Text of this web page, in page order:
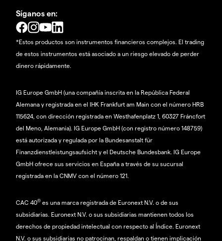
Síganos en:
*Estos productos son instrumentos financieros complejos. El trading
de estos instrumentos está asociado a un riesgo elevado de perder
dinero rápidamente.
IG Europe GmbH (una compañía inscrita en la República Federal
Alemana y registrada en el IHK Frankfurt am Main con el número HRB
115624, con dirección registrada en Westhafenplatz 1, 60327 Fráncfort
del Meno, Alemania). IG Europe GmbH (con registro número 148759)
está autorizada y regulada por la Bundesanstalt für
Finanzdienstleistungsaufsicht y el Deutsche Bundesbank. IG Europe
GmbH ofrece sus servicios en España a través de su sucursal
registrada en la CNMV con el número 121.
CAC 40® es una marca registrada de Euronext N.V. o de sus
subsidiarias. Euronext N.V. o sus subsidiarias mantienen todos los
derechos de propiedad intelectual con respecto al Índice. Euronext
N.V. o sus subsidiarias no patrocinan, respaldan o tienen implicación